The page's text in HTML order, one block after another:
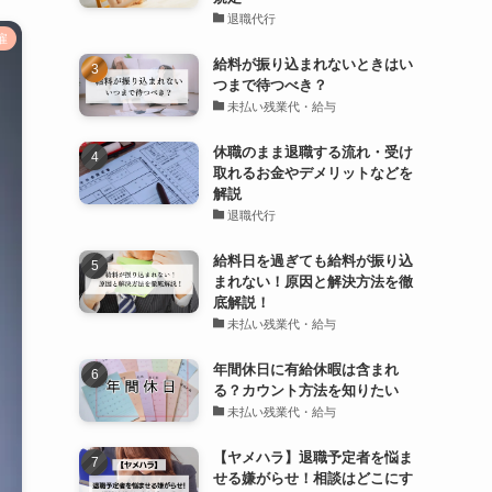
退職代行
給料が振り込まれないときはい
つまで待つべき？
未払い残業代・給与
休職のまま退職する流れ・受け
取れるお金やデメリットなどを
解説
退職代行
給料日を過ぎても給料が振り込
まれない！原因と解決方法を徹
底解説！
未払い残業代・給与
年間休日に有給休暇は含まれ
る？カウント方法を知りたい
未払い残業代・給与
【ヤメハラ】退職予定者を悩ま
せる嫌がらせ！相談はどこにす